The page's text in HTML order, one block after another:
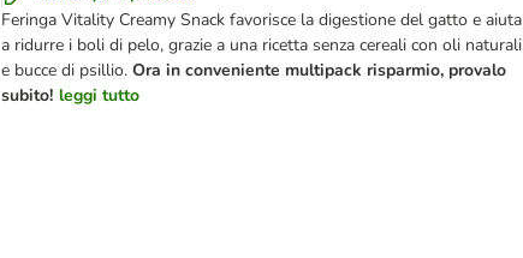
Feringa Vitality Creamy Snack favorisce la digestione del gatto e aiuta
a ridurre i boli di pelo, grazie a una ricetta senza cereali con oli naturali
e bucce di psillio. Ora in conveniente multipack risparmio, provalo
subito! leggi tutto